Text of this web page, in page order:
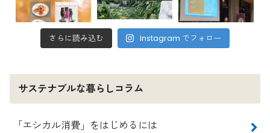
さらに読み込む Instagram でフォロー
サステナブルな暮らしコラム
「エシカル消費」をはじめるには